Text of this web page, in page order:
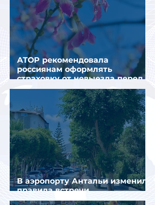
АТОР рекомендовала
россиянам оформлять
страховку от невыезда перед
поездкой в Грецию
В аэропорту Антальи изменили
правила встречи
организованных туристов